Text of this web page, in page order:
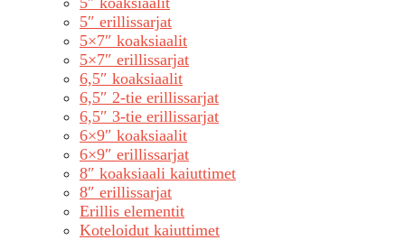
5″ erillissarjat
5×7″ koaksiaalit
5×7″ erillissarjat
6,5″ koaksiaalit
6,5″ 2-tie erillissarjat
6,5″ 3-tie erillissarjat
6×9″ koaksiaalit
6×9″ erillissarjat
8″ koaksiaali kaiuttimet
8″ erillissarjat
Erillis elementit
Koteloidut kaiuttimet